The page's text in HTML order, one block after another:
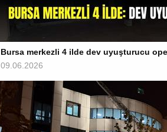
Bursa merkezli 4 ilde dev uyuşturucu
09.06.2026